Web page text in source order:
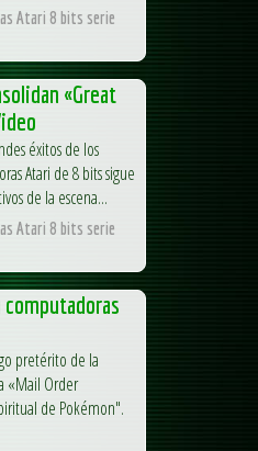
Atari 8 bits serie
«Great
éxitos de los
Atari de 8 bits sigue
de la escena...
Atari 8 bits serie
computadoras
pretérito de la
«Mail Order
de Pokémon".